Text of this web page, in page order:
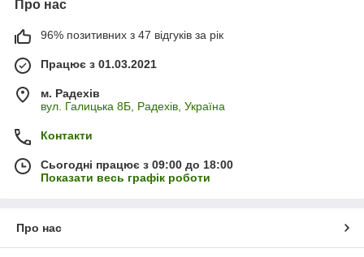
Про нас
96% позитивних з 47 відгуків за рік
Працює з 01.03.2021
м. Радехів
вул. Галицька 8Б, Радехів, Україна
Контакти
Сьогодні працює з 09:00 до 18:00
Показати весь графік роботи
Про нас